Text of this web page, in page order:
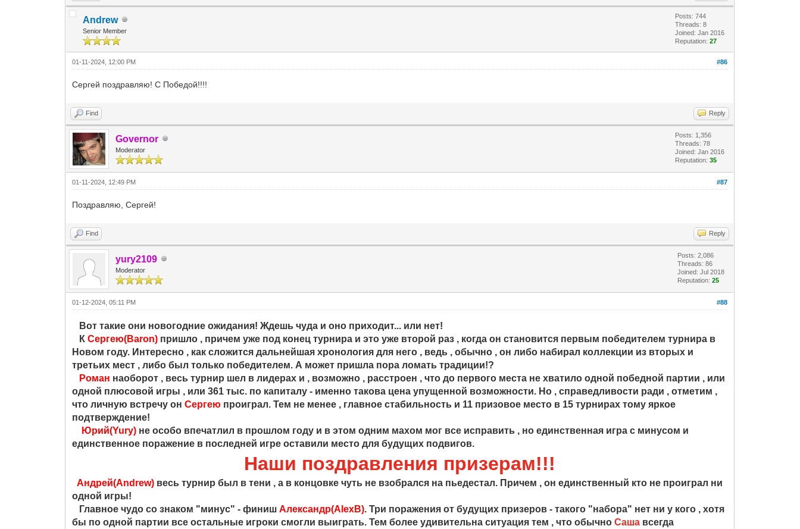
Andrew
Senior Member
Posts: 744
Threads: 8
Joined: Jan 2016
Reputation:27
#86
01-11-2024, 12:00 PM
Сергей поздравляю! С Победой!!!!
Find Reply
Governor
Moderator
Posts: 1,356
Threads: 78
Joined: Jan 2016
Reputation:35
#87
01-11-2024, 12:49 PM
Поздравляю, Сергей!
Find Reply
yury2109
Moderator
Posts: 2,086
Threads: 86
Joined: Jul 2018
Reputation:25
#88
01-12-2024, 05:11 PM
Вот такие они новогодние ожидания! Ждешь чуда и оно приходит... или нет!
КСергею(Baron) пришло , причем уже под конец турнира и это уже второй раз , когда он становится первым победителем турнира в
Новом году. Интересно , как сложится дальнейшая хронология для него , ведь , обычно , он либо набирал коллекции из вторых и
третьих мест , либо был только победителем. А может пришла пора ломать традиции!?
Роман наоборот , весь турнир шел в лидерах и , возможно , расстроен , что до первого места не хватило одной победной партии , или
одной плюсовой игры , или 361 тыс. по капиталу - именно такова цена упущенной возможности. Но , справедливости ради , отметим ,
что личную встречу онСергею проиграл. Тем не менее , главное стабильность и 11 призовое место в 15 турнирах тому яркое
подтверждение!
Юрий(Yury) не особо впечатлил в прошлом году и в этом одним махом мог все исправить , но единственная игра с минусом и
единственное поражение в последней игре оставили место для будущих подвигов.
Наши поздравления призерам!!!
Андрей(Andrew) весь турнир был в тени , а в концовке чуть не взобрался на пьедестал. Причем , он единственный кто не проиграл ни
одной игры!
Главное чудо со знаком "минус" - финишАлександр(AlexB). Три поражения от будущих призеров - такого "набора" нет ни у кого , хотя
бы по одной партии все остальные игроки смогли выиграть. Тем более удивительна ситуация тем , что обычноСаша всегда